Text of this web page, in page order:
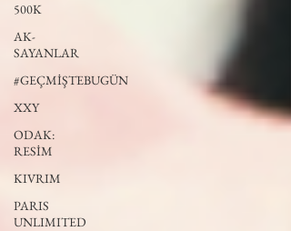
500K
AK-
SAYANLAR
#GEÇMİŞTEBUGÜN
XXY
ODAK:
RESİM
KIVRIM
PARIS
UNLIMITED